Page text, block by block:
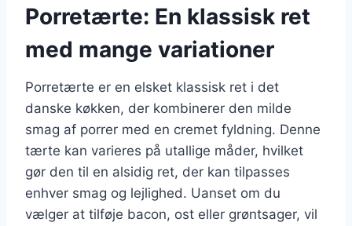
Porretærte: En klassisk ret
med mange variationer
Porretærte er en elsket klassisk ret i det
danske køkken, der kombinerer den milde
smag af porrer med en cremet fyldning. Denne
tærte kan varieres på utallige måder, hvilket
gør den til en alsidig ret, der kan tilpasses
enhver smag og lejlighed. Uanset om du
vælger at tilføje bacon, ost eller grøntsager, vil